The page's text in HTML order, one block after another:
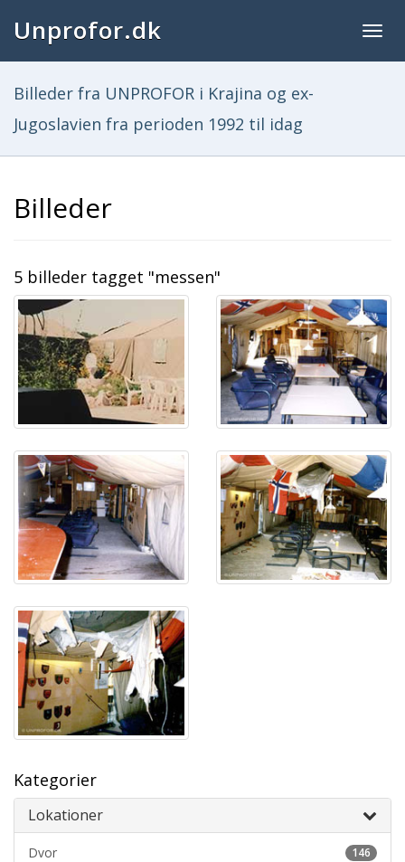
Unprofor.dk
Billeder fra UNPROFOR i Krajina og ex-
Jugoslavien fra perioden 1992 til idag
Billeder
5 billeder tagget "messen"
Kategorier
Lokationer
146
Dvor